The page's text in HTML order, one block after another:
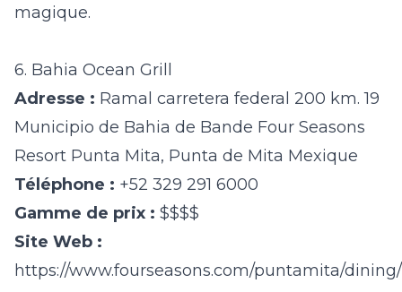
magique.
6. Bahia Ocean Grill
Adresse : Ramal carretera federal 200 km. 19
Municipio de Bahia de Bande Four Seasons
Resort Punta Mita, Punta de Mita Mexique
Téléphone : +52 329 291 6000
Gamme de prix : $$$$
Site Web :
https://www.fourseasons.com/puntamita/